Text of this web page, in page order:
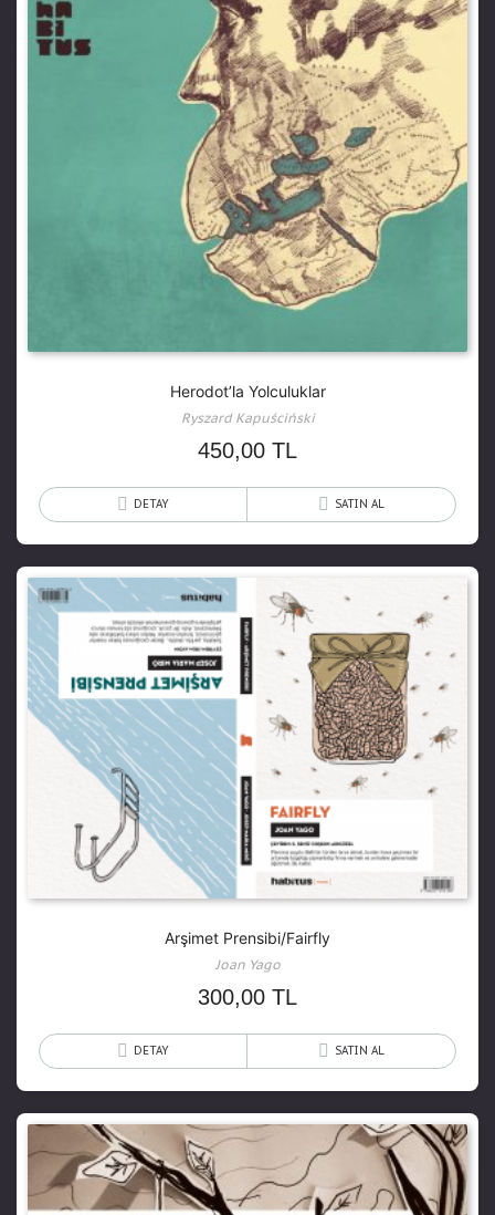
Herodot’la Yolculuklar
Ryszard Kapuściński
450,00 TL
DETAY SATIN AL
Arşimet Prensibi/Fairfly
Joan Yago
300,00 TL
DETAY SATIN AL